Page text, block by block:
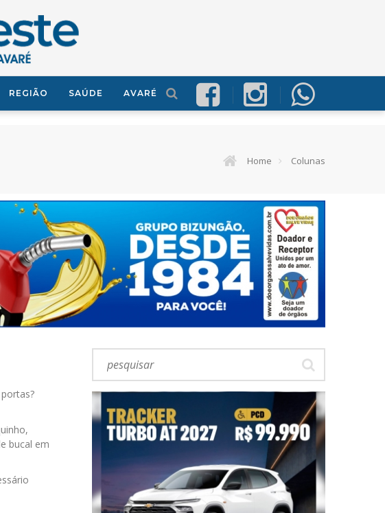
REGIÃO SAÚDE AVARÉ
Home Colunas
bucal em